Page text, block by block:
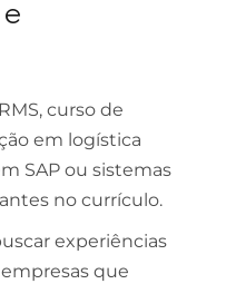
curso de
em logística
SAP ou sistemas
no currículo.
experiências
que